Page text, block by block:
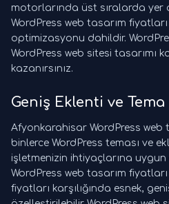
motorlarında üst sıralarda yer
WordPress web tasarım
optimizasyonu dahildir.
WordPress web sitesi tasarımı
kazanırsınız.
Geniş Eklenti ve
Afyonkarahisar WordPress web
binlerce WordPress teması ve
işletmenizin ihtiyaçlarına
WordPress web tasarım
fiyatları karşılığında esnek,